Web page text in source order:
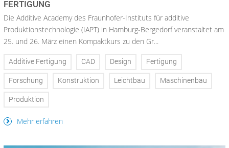
FERTIGUNG
Die Additive Academy des Fraunhofer-Instituts für additive
Produktionstechnologie (IAPT) in Hamburg-Bergedorf veranstaltet am
25. und 26. März einen Kompaktkurs zu den Gr...
Additive Fertigung CAD Design Fertigung
Forschung Konstruktion Leichtbau Maschinenbau
Produktion
Mehr erfahren